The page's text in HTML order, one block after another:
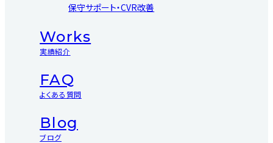
保守サポート・CVR改善
Works
実績紹介
FAQ
よくある質問
Blog
ブログ